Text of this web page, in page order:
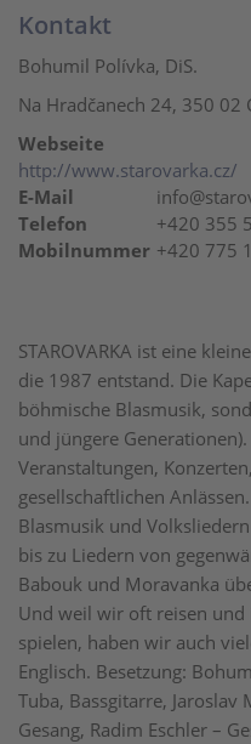
STAROVARKA ist eine
die 1987 entstand. Die
böhmische Blasmusik,
und jüngere
Veranstaltungen,
gesellschaftlichen
Blasmusik und
bis zu Liedern von
Babouk und Moravanka
Und weil wir oft reisen
spielen, haben wir auch
Englisch. Besetzung:
Tuba, Bassgitarre,
Gesang, Radim Eschler –
Kontakt
Bohumil Polívka, DiS.
Na Hradčanech 24, 350 02
Webseite
http://www.starovarka.cz/
E-Mail
Telefon
+420 355
Mobilnummer +420 775